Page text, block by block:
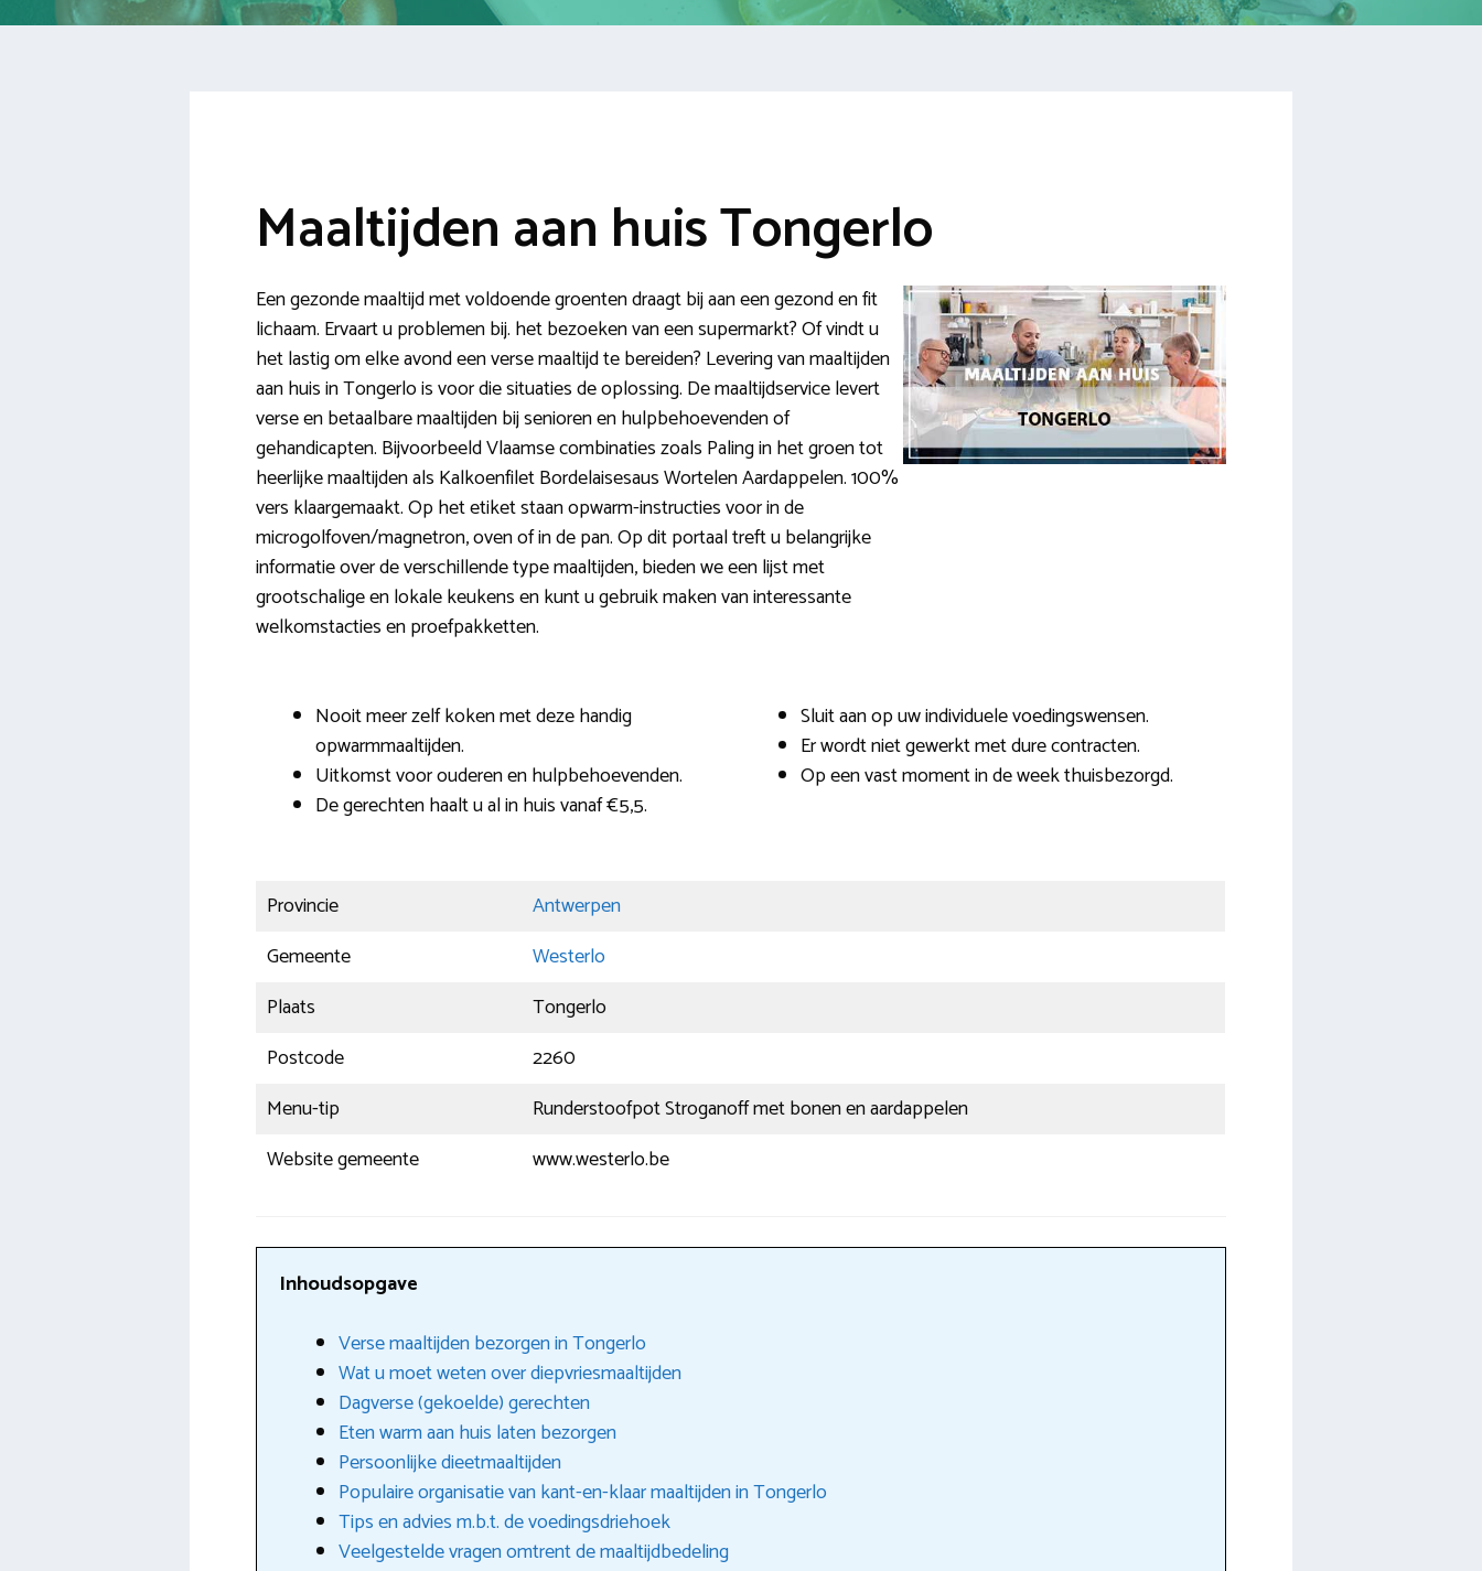
Maaltijden aan huis Tongerlo
Een gezonde maaltijd met voldoende groenten draagt bij aan een gezond en fit
lichaam. Ervaart u problemen bij. het bezoeken van een supermarkt? Of vindt u
het lastig om elke avond een verse maaltijd te bereiden? Levering van maaltijden
aan huis in Tongerlo is voor die situaties de oplossing. De maaltijdservice levert
verse en betaalbare maaltijden bij senioren en hulpbehoevenden of
gehandicapten. Bijvoorbeeld Vlaamse combinaties zoals Paling in het groen tot
heerlijke maaltijden als Kalkoenfilet Bordelaisesaus Wortelen Aardappelen. 100%
vers klaargemaakt. Op het etiket staan opwarm-instructies voor in de
microgolfoven/magnetron, oven of in de pan. Op dit portaal treft u belangrijke
informatie over de verschillende type maaltijden, bieden we een lijst met
grootschalige en lokale keukens en kunt u gebruik maken van interessante
welkomstacties en proefpakketten.
Nooit meer zelf koken met deze handig
opwarmmaaltijden.
Uitkomst voor ouderen en hulpbehoevenden.
De gerechten haalt u al in huis vanaf €5,5.
Sluit aan op uw individuele voedingswensen.
Er wordt niet gewerkt met dure contracten.
Op een vast moment in de week thuisbezorgd.
Provincie
Antwerpen
Gemeente
Westerlo
Plaats
Tongerlo
Postcode
2260
Menu-tip
Runderstoofpot Stroganoff met bonen en aardappelen
Website gemeente
www.westerlo.be
Inhoudsopgave
Verse maaltijden bezorgen in Tongerlo
Wat u moet weten over diepvriesmaaltijden
Dagverse (gekoelde) gerechten
Eten warm aan huis laten bezorgen
Persoonlijke dieetmaaltijden
Populaire organisatie van kant-en-klaar maaltijden in Tongerlo
Tips en advies m.b.t. de voedingsdriehoek
Veelgestelde vragen omtrent de maaltijdbedeling